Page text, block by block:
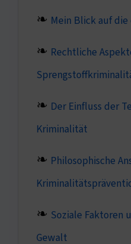
Mein Blick auf
Rechtliche
Der Einfluss der
Kriminalität
Philosophische
Soziale Faktoren
Gewalt